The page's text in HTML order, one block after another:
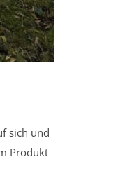
sich und
Produkt